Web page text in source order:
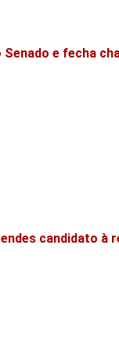
e fecha
candidato à